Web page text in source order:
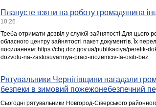
Плануєте взяти на роботу громадянина
10:26
Треба отримати дозвіл у службі зайнятості.Для цього
обласного центру зайнятості пакет документів. Їх
посиланням: https://chg.dcz.gov.ua/publikaciya/perelik-
dozvolu-na-zastosuvannya-praci-inozemciv-ta-osib-bez
Рятувальники Чернігівщини нагадали
безпеки в зимовий пожежонебезпечний
Сьогодні рятувальники Новгород-Сіверського